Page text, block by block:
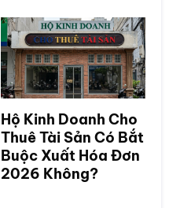
Hộ Kinh Doanh Cho
Thuê Tài Sản Có Bắt
Buộc Xuất Hóa Đơn
2026 Không?